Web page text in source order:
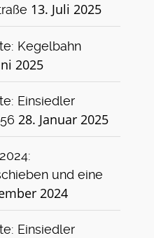
13. Juli 2025
Kegelbahn
2025
Einsiedler
28. Januar 2025
und eine
2024
Einsiedler